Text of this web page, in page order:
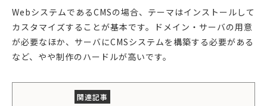
WebシステムであるCMSの場合、テーマはインストールして
カスタマイズすることが基本です。ドメイン・サーバの用意
が必要なほか、サーバにCMSシステムを構築する必要がある
など、やや制作のハードルが高いです。